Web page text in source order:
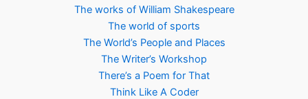
The works of William Shakespeare
The world of sports
The World’s People and Places
The Writer’s Workshop
There’s a Poem for That
Think Like A Coder